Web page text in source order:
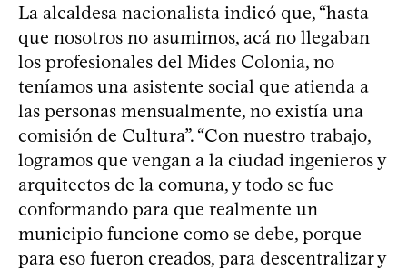
La alcaldesa nacionalista indicó que, “hasta
que nosotros no asumimos, acá no llegaban
los profesionales del Mides Colonia, no
teníamos una asistente social que atienda a
las personas mensualmente, no existía una
comisión de Cultura”. “Con nuestro trabajo,
logramos que vengan a la ciudad ingenieros y
arquitectos de la comuna, y todo se fue
conformando para que realmente un
municipio funcione como se debe, porque
para eso fueron creados, para descentralizar y